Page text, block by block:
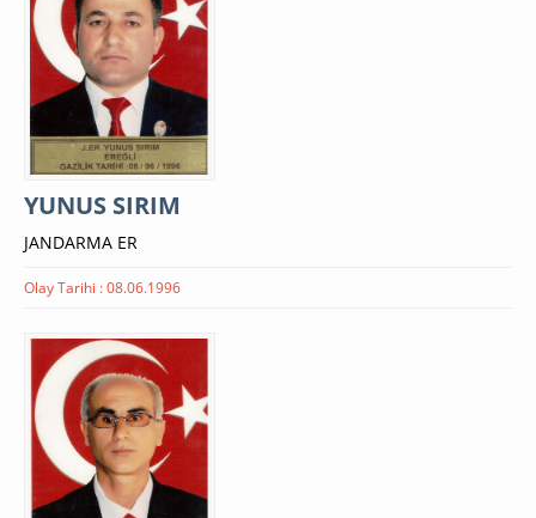
YUNUS SIRIM
JANDARMA ER
Olay Tarihi : 08.06.1996